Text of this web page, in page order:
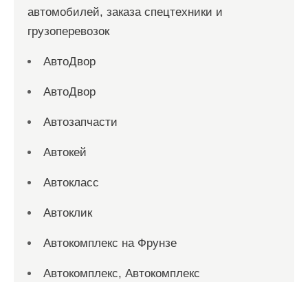
автомобилей, заказа спецтехники и
грузоперевозок
АвтоДвор
АвтоДвор
Автозапчасти
Автокей
Автокласс
Автоклик
Автокомплекс на Фрунзе
Автокомплекс, Автокомплекс